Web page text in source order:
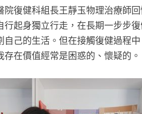
院復健科組長王靜玉物理治療師
行起身獨立行走，在長期一步步
自己的生活。但在接觸復健過程
存在價值經常是困惑的、懷疑的。